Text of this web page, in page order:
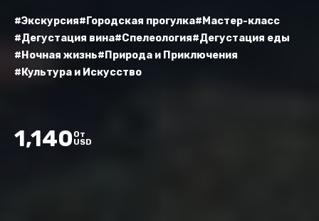
#Экскурсия#Городская прогулка#Мастер-класс
#Дегустация вина#Спелеология#Дегустация еды
#Ночная жизнь#Природа и Приключения
#Культура и Искусство
1,140 От
USD